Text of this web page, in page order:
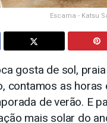
Escama - Katsu
gosta de sol,
contamos as horas
de verão. E
mais solar do